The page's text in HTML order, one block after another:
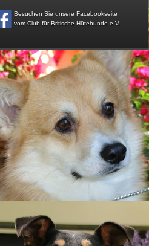
Besuchen Sie unsere Facebookseite
vom Club für Britische Hütehunde e.V.